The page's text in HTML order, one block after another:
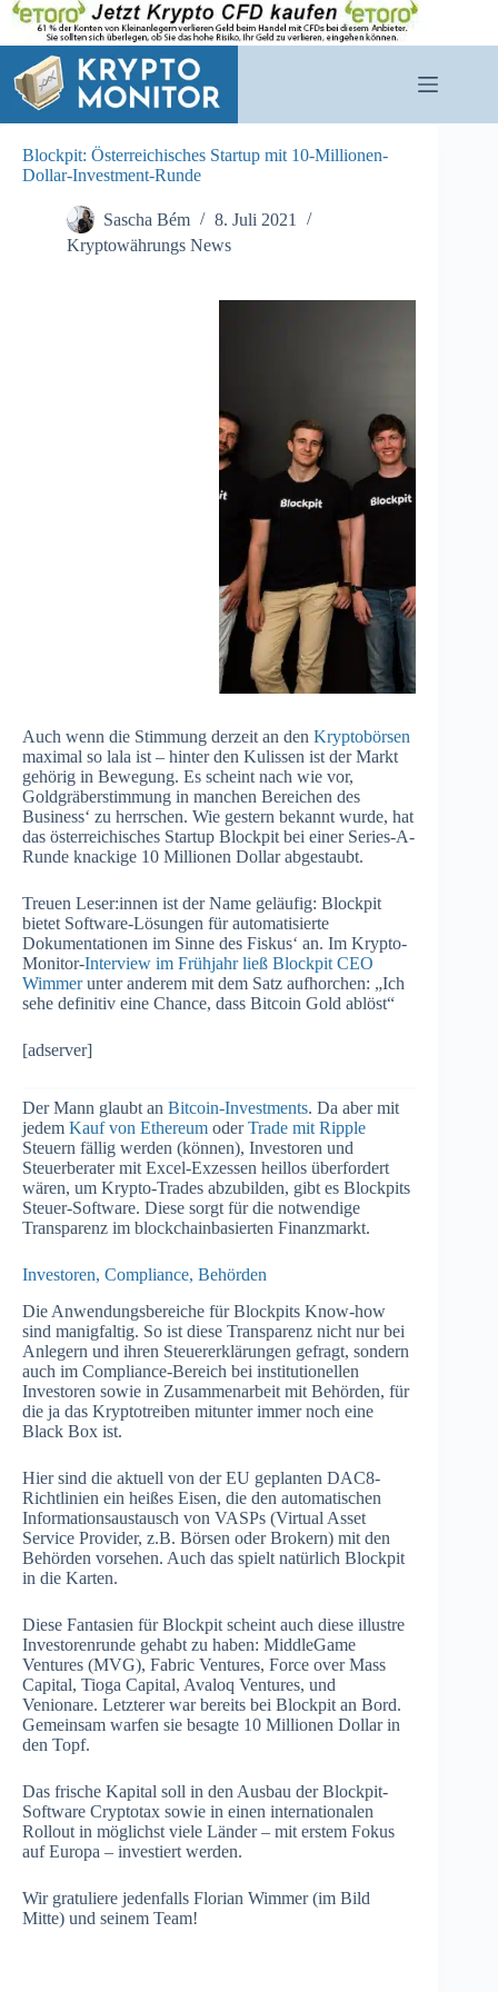
Zum
Inhalt
springen
Blockpit: Österreichisches Startup mit 10-Millionen-
Dollar-Investment-Runde
Sascha Bém
8. Juli 2021
Kryptowährungs News
Auch wenn die Stimmung derzeit an den Kryptobörsen
maximal so lala ist – hinter den Kulissen ist der Markt
gehörig in Bewegung. Es scheint nach wie vor,
Goldgräberstimmung in manchen Bereichen des
Business‘ zu herrschen. Wie gestern bekannt wurde, hat
das österreichisches Startup Blockpit bei einer Series-A-
Runde knackige 10 Millionen Dollar abgestaubt.
Treuen Leser:innen ist der Name geläufig: Blockpit
bietet Software-Lösungen für automatisierte
Dokumentationen im Sinne des Fiskus‘ an. Im Krypto-
Monitor-Interview im Frühjahr ließ Blockpit CEO
Wimmerunter anderem mit dem Satz aufhorchen: „Ich
sehe definitiv eine Chance, dass Bitcoin Gold ablöst“
[adserver]
Der Mann glaubt an Bitcoin-Investments. Da aber mit
jedem Kauf von Ethereum oderTrade mit Ripple
Steuern fällig werden (können), Investoren und
Steuerberater mit Excel-Exzessen heillos überfordert
wären, um Krypto-Trades abzubilden, gibt es Blockpits
Steuer-Software. Diese sorgt für die notwendige
Transparenz im blockchainbasierten Finanzmarkt.
Investoren, Compliance, Behörden
Die Anwendungsbereiche für Blockpits Know-how
sind manigfaltig. So ist diese Transparenz nicht nur bei
Anlegern und ihren Steuererklärungen gefragt, sondern
auch im Compliance-Bereich bei institutionellen
Investoren sowie in Zusammenarbeit mit Behörden, für
die ja das Kryptotreiben mitunter immer noch eine
Black Box ist.
Hier sind die aktuell von der EU geplanten DAC8-
Richtlinien ein heißes Eisen, die den automatischen
Informationsaustausch von VASPs (Virtual Asset
Service Provider, z.B. Börsen oder Brokern) mit den
Behörden vorsehen. Auch das spielt natürlich Blockpit
in die Karten.
Diese Fantasien für Blockpit scheint auch diese illustre
Investorenrunde gehabt zu haben: MiddleGame
Ventures (MVG), Fabric Ventures, Force over Mass
Capital, Tioga Capital, Avaloq Ventures, und
Venionare. Letzterer war bereits bei Blockpit an Bord.
Gemeinsam warfen sie besagte 10 Millionen Dollar in
den Topf.
Das frische Kapital soll in den Ausbau der Blockpit-
Software Cryptotax sowie in einen internationalen
Rollout in möglichst viele Länder – mit erstem Fokus
auf Europa – investiert werden.
Wir gratuliere jedenfalls Florian Wimmer (im Bild
Mitte) und seinem Team!